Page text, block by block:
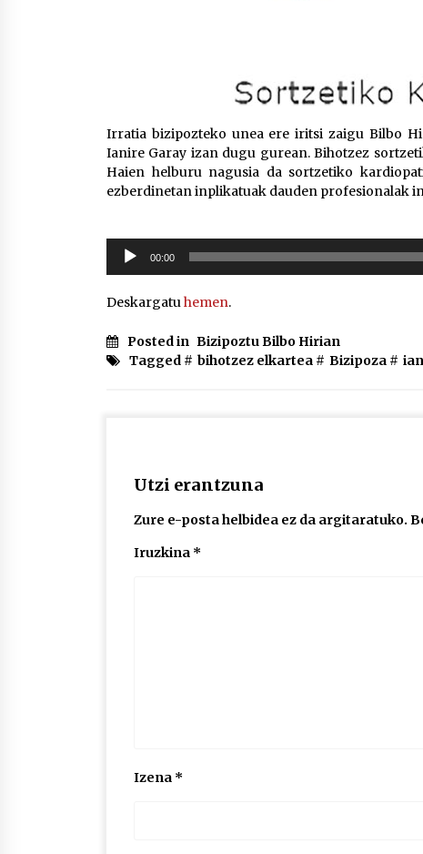
Irratia bizipozteko unea ere iritsi zaigu Bilbo
Ianire Garay izan dugu gurean. Bihotzez
Haien helburu nagusia da sortzetiko
ezberdinetan inplikatuak dauden profesionalak
Soinu
erreproduzigailua
00:00
Deskargatuhemen.
Posted in Bizipoztu Bilbo Hirian
Tagged # bihotzez elkartea # Bizipoza #
Utzi erantzuna
Zure e-posta helbidea ez da argitaratuko.
Iruzkina *
Izena *